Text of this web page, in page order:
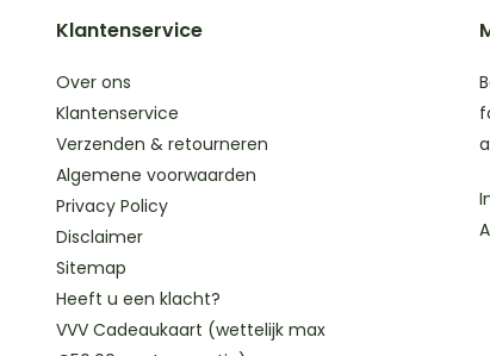
Klantenservice
Over ons
Klantenservice
Verzenden & retourneren
Algemene voorwaarden
Privacy Policy
Disclaimer
Sitemap
Heeft u een klacht?
VVV Cadeaukaart (wettelijk max